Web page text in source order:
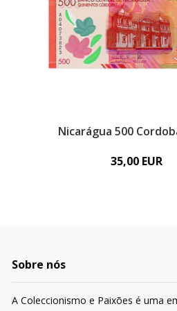
Nicarágua 500
35,00 EUR
Sobre nós
A Coleccionismo e Paixões é uma